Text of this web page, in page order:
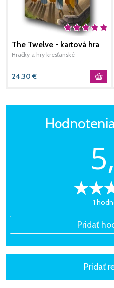
The Twelve - kartová hra
Hračky a hry kresťanské
24,30 €
1